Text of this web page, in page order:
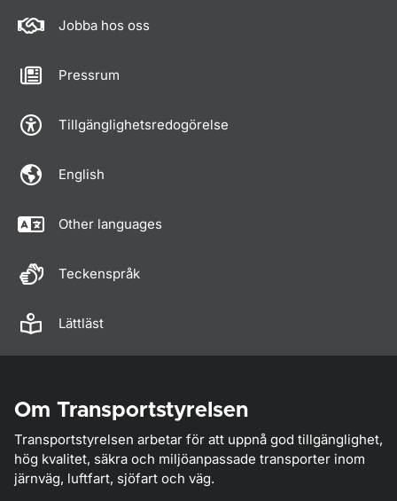
Jobba hos oss
Pressrum
Tillgänglighetsredogörelse
English
Other languages
Teckenspråk
Lättläst
Om Transportstyrelsen
Transportstyrelsen arbetar för att uppnå god tillgänglighet,
hög kvalitet, säkra och miljöanpassade transporter inom
järnväg, luftfart, sjöfart och väg.